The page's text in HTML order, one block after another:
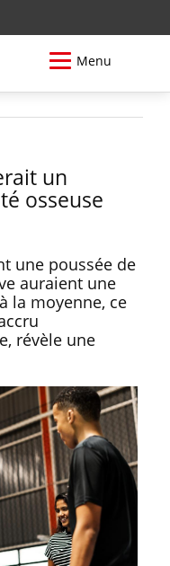
Menu
un
osseuse
une poussée de
auraient une
la moyenne, ce
révèle une